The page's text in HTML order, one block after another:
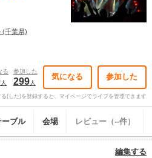
(千葉県)
る
人
参加した
299人
気になる 参加した
る(した)を登録すると、マイページでライブを管理できます
ーブル 会場 レビュー（--件）
編集する